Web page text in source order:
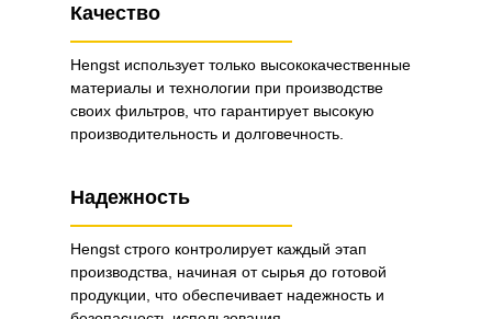
Качество
Надежность
Hengst использует только высококачественные
материалы и технологии при производстве
своих фильтров, что гарантирует высокую
производительность и долговечность.
Hengst строго контролирует каждый этап
производства, начиная от сырья до готовой
продукции, что обеспечивает надежность и